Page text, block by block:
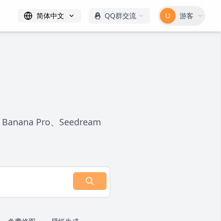
简体中文 QQ群交流 U 游客
Pro、Seedream